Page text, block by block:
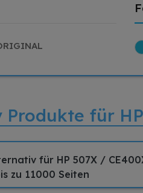
für
für HP 507X /
zu 11000 Seiten